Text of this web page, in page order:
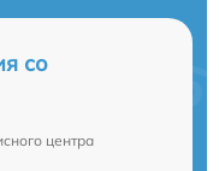
со
центра